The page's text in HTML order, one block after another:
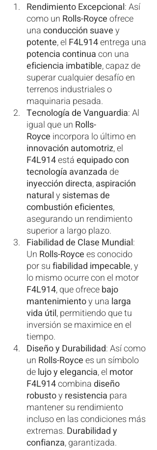
Rendimiento Excepcional: Así
como un Rolls-Royce ofrece
una conducción suave y
potente, el F4L914 entrega una
potencia continua con una
eficiencia imbatible, capaz de
superar cualquier desafío en
terrenos industriales o
maquinaria pesada.
Tecnología de Vanguardia: Al
igual que un Rolls-
Royce incorpora lo último en
innovación automotriz, el
F4L914 está equipado con
tecnología avanzada de
inyección directa, aspiración
natural y sistemas de
combustión eficientes,
asegurando un rendimiento
superior a largo plazo.
Fiabilidad de Clase Mundial:
Un Rolls-Royce es conocido
por su fiabilidad impecable, y
lo mismo ocurre con el motor
F4L914, que ofrece bajo
mantenimiento y una larga
vida útil, permitiendo que tu
inversión se maximice en el
tiempo.
Diseño y Durabilidad: Así como
un Rolls-Royce es un símbolo
de lujo y elegancia, el motor
F4L914 combina diseño
robusto y resistencia para
mantener su rendimiento
incluso en las condiciones más
extremas. Durabilidad y
confianza, garantizada.